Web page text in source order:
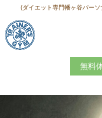
(ダイエット専門幡ヶ谷パー
無料